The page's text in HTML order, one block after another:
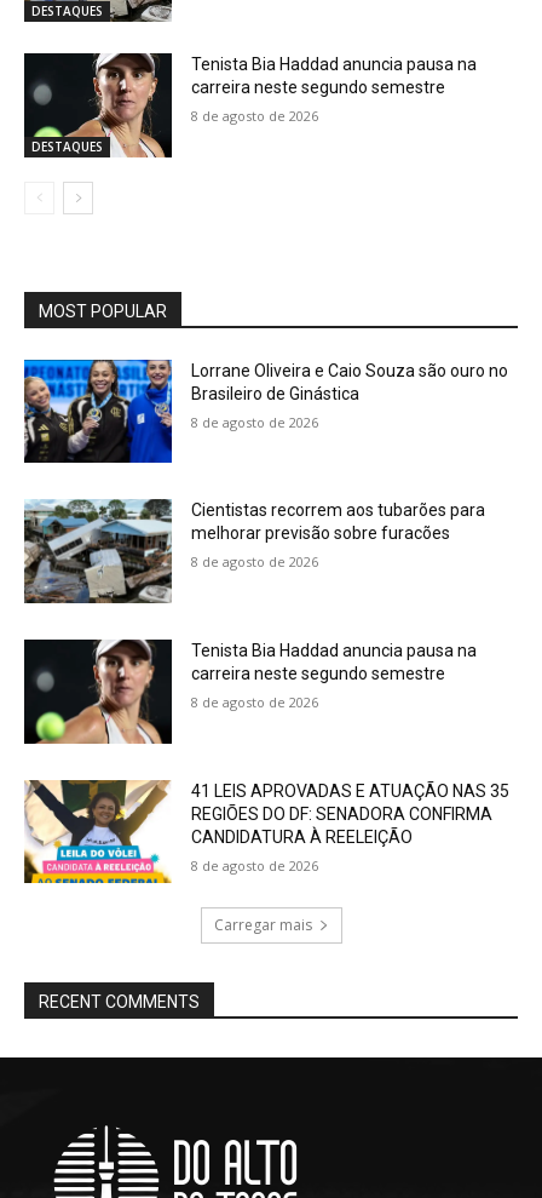
DESTAQUES
DESTAQUES
Tenista Bia Haddad anuncia pausa na
carreira neste segundo semestre
8 de agosto de 2026
MOST POPULAR
Lorrane Oliveira e Caio Souza são ouro no
Brasileiro de Ginástica
8 de agosto de 2026
Cientistas recorrem aos tubarões para
melhorar previsão sobre furacões
8 de agosto de 2026
Tenista Bia Haddad anuncia pausa na
carreira neste segundo semestre
8 de agosto de 2026
41 LEIS APROVADAS E ATUAÇÃO NAS 35
REGIÕES DO DF: SENADORA CONFIRMA
CANDIDATURA À REELEIÇÃO
8 de agosto de 2026
Carregar mais
RECENT COMMENTS